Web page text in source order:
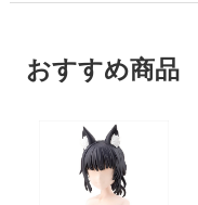
おすすめ商品